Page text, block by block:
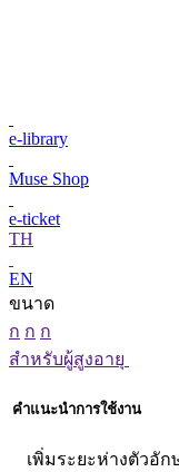
e-library
Muse Shop
e-ticket
TH
EN
ขนาด
ก ก ก
สำหรับผู้สูงอายุ
คำแนะนำการใช้งาน
เพิ่มระยะห่างตัวอัก